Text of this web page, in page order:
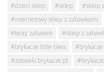
#dzieci sklep
#sklep #sklep
#internetowy sklep z zabawkami
#testy zabawek
#sklep z
#brykacze little tikes
#zabawki brykacze.pl